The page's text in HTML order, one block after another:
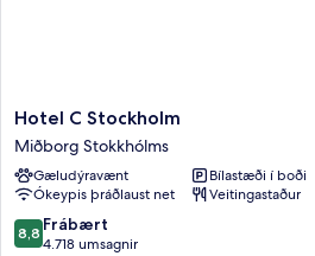
Hotel
C
Stockholm
Miðborg
Stokkhólms
Hotel C Stockholm
Miðborg Stokkhólms
Gæludýravænt
Bílastæði í boði
Ókeypis þráðlaust net
Veitingastaður
8.8
af
8,8 Frábært
4.718 umsagnir